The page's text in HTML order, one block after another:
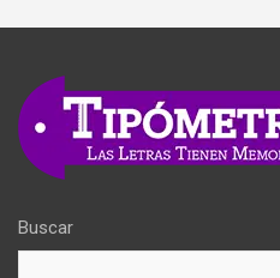
Buscar